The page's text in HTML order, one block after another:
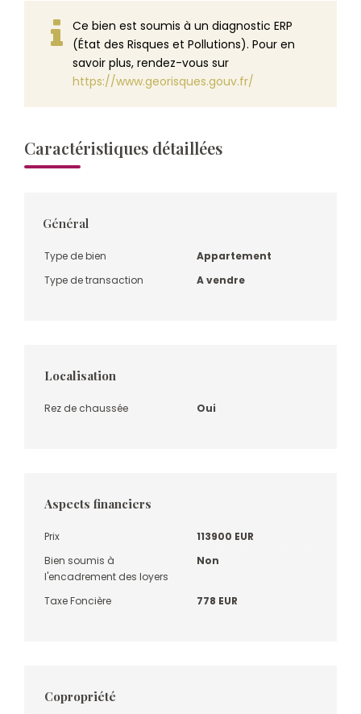
Ce bien est soumis à un diagnostic ERP
(État des Risques et Pollutions). Pour en
savoir plus, rendez-vous sur
https://www.georisques.gouv.fr/
Caractéristiques détaillées
Général
Type de bien
Appartement
Type de transaction
A vendre
Localisation
Rez de chaussée Oui
Aspects financiers
Prix
113900 EUR
Bien soumis à
l'encadrement des loyers
Non
Taxe Foncière 778 EUR
Copropriété